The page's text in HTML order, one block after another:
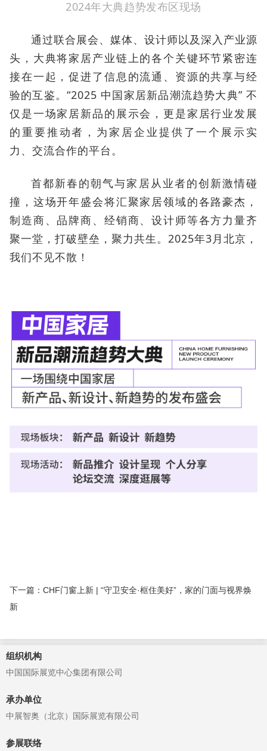
2024年大典趋势发布区现场
通过联合展会、媒体、设计师以及深入产业源
头，大典将家居产业链上的各个关键环节紧密连
接在一起，促进了信息的流通、资源的共享与经
验的互鉴。“2025 中国家居新品潮流趋势大典” 不
仅是一场家居新品的展示会，更是家居行业发展
的重要推动者，为家居企业提供了一个展示实
力、交流合作的平台。
首都新春的朝气与家居从业者的创新激情碰
撞，这场开年盛会将汇聚家居领域的各路豪杰，
制造商、品牌商、经销商、设计师等各方力量齐
聚一堂，打破壁垒，聚力共生。2025年3月北京，
我们不见不散！
下一篇：CHF门窗上新 | “守卫安全·框住美好”，家的门面与视界焕
新
组织机构
中国国际展览中心集团有限公司
承办单位
中展智奥（北京）国际展览有限公司
参展联络